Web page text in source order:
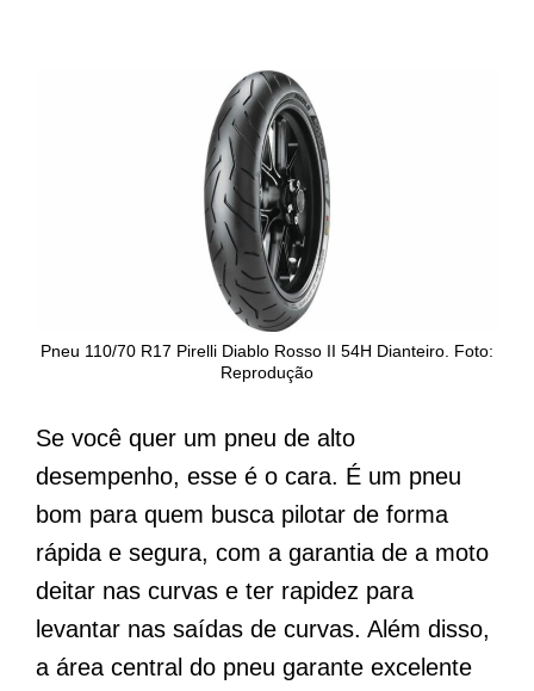
Pneu 110/70 R17 Pirelli Diablo Rosso II 54H Dianteiro. Foto:
Reprodução
Se você quer um pneu de alto
desempenho, esse é o cara. É um pneu
bom para quem busca pilotar de forma
rápida e segura, com a garantia de a moto
deitar nas curvas e ter rapidez para
levantar nas saídas de curvas. Além disso,
a área central do pneu garante excelente